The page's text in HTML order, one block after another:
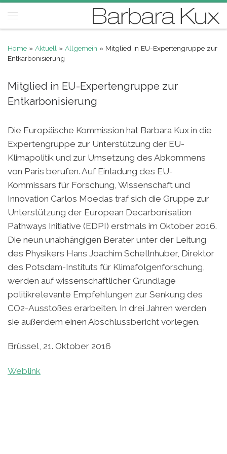
Skip to content
Home » Aktuell » Allgemein » Mitglied in EU-Expertengruppe zur
Entkarbonisierung
Mitglied in EU-Expertengruppe zur
Entkarbonisierung
Die Europäische Kommission hat Barbara Kux in die
Expertengruppe zur Unterstützung der EU-
Klimapolitik und zur Umsetzung des Abkommens
von Paris berufen. Auf Einladung des EU-
Kommissars für Forschung, Wissenschaft und
Innovation Carlos Moedas traf sich die Gruppe zur
Unterstützung der European Decarbonisation
Pathways Initiative (EDPI) erstmals im Oktober 2016.
Die neun unabhängigen Berater unter der Leitung
des Physikers Hans Joachim Schellnhuber, Direktor
des Potsdam-Instituts für Klimafolgenforschung,
werden auf wissenschaftlicher Grundlage
politikrelevante Empfehlungen zur Senkung des
CO2-Ausstoßes erarbeiten. In drei Jahren werden
sie außerdem einen Abschlussbericht vorlegen.
Brüssel, 21. Oktober 2016
Weblink